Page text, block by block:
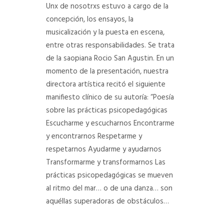
Unx de nosotrxs estuvo a cargo de la
concepción, los ensayos, la
musicalización y la puesta en escena,
entre otras responsabilidades. Se trata
de la saopiana Rocio San Agustin. En un
momento de la presentación, nuestra
directora artística recitó el siguiente
manifiesto clínico de su autoría: “Poesía
sobre las prácticas psicopedagógicas
Escucharme y escucharnos Encontrarme
y encontrarnos Respetarme y
respetarnos Ayudarme y ayudarnos
Transformarme y transformarnos Las
prácticas psicopedagógicas se mueven
al ritmo del mar… o de una danza… son
aquéllas superadoras de obstáculos…